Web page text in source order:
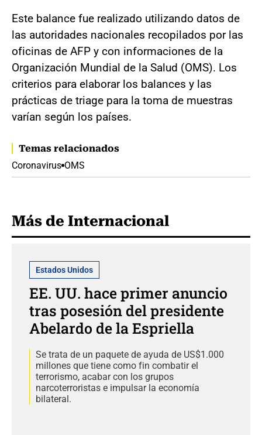
Este balance fue realizado utilizando datos de
las autoridades nacionales recopilados por las
oficinas de AFP y con informaciones de la
Organización Mundial de la Salud (OMS). Los
criterios para elaborar los balances y las
prácticas de triage para la toma de muestras
varían según los países.
Temas relacionados
Coronavirus OMS
Más de Internacional
Estados Unidos
EE. UU. hace primer anuncio
tras posesión del presidente
Abelardo de la Espriella
Se trata de un paquete de ayuda de US$1.000
millones que tiene como fin combatir el
terrorismo, acabar con los grupos
narcoterroristas e impulsar la economía
bilateral.